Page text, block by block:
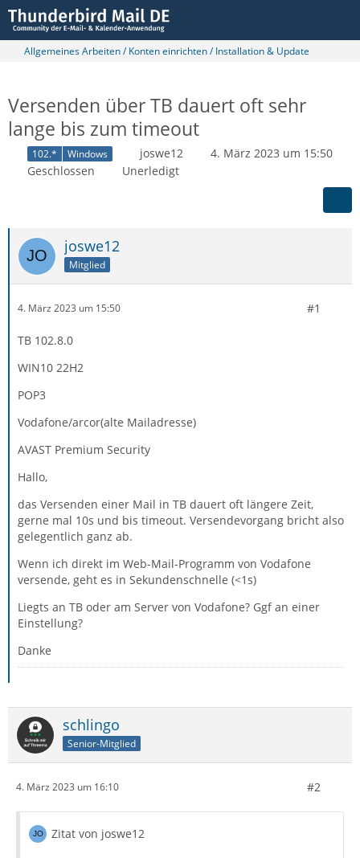
Allgemeines Arbeiten / Konten einrichten / Installation & Update
Versenden über TB dauert oft sehr
lange bis zum timeout
102.* Windows joswe12
4. März 2023 um 15:50
Geschlossen
Unerledigt
joswe12
Mitglied
4. März 2023 um 15:50 #1
TB 102.8.0
WIN10 22H2
POP3
Vodafone/arcor(alte Mailadresse)
AVAST Premium Security
Hallo,
das Versenden einer Mail in TB dauert oft längere Zeit,
gerne mal 10s und bis timeout. Versendevorgang bricht also
gelegentlich ganz ab.
Wenn ich direkt im Web-Mail-Programm von Vodafone
versende, geht es in Sekundenschnelle (<1s)
Liegts an TB oder am Server von Vodafone? Ggf an einer
Einstellung?
Danke
schlingo
Senior-Mitglied
4. März 2023 um 16:10 #2
Zitat von joswe12